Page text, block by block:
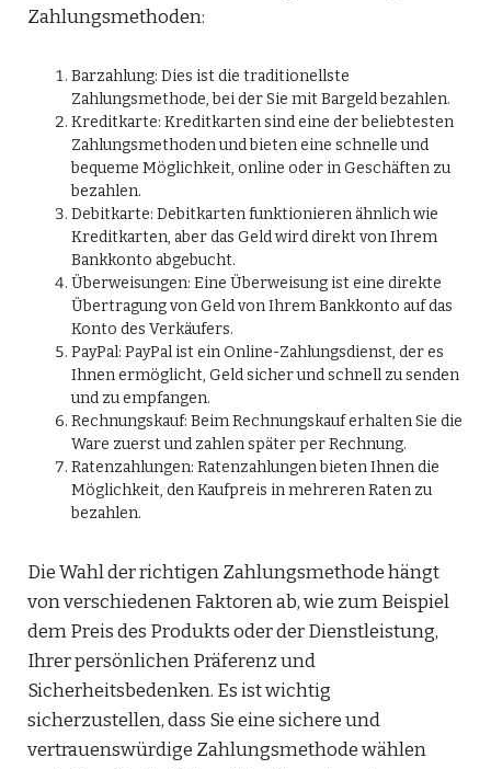
Zahlungsmethoden:
Barzahlung: Dies ist die traditionellste
Zahlungsmethode, bei der Sie mit Bargeld bezahlen.
Kreditkarte: Kreditkarten sind eine der beliebtesten
Zahlungsmethoden und bieten eine schnelle und
bequeme Möglichkeit, online oder in Geschäften zu
bezahlen.
Debitkarte: Debitkarten funktionieren ähnlich wie
Kreditkarten, aber das Geld wird direkt von Ihrem
Bankkonto abgebucht.
Überweisungen: Eine Überweisung ist eine direkte
Übertragung von Geld von Ihrem Bankkonto auf das
Konto des Verkäufers.
PayPal: PayPal ist ein Online-Zahlungsdienst, der es
Ihnen ermöglicht, Geld sicher und schnell zu senden
und zu empfangen.
Rechnungskauf: Beim Rechnungskauf erhalten Sie die
Ware zuerst und zahlen später per Rechnung.
Ratenzahlungen: Ratenzahlungen bieten Ihnen die
Möglichkeit, den Kaufpreis in mehreren Raten zu
bezahlen.
Die Wahl der richtigen Zahlungsmethode hängt
von verschiedenen Faktoren ab, wie zum Beispiel
dem Preis des Produkts oder der Dienstleistung,
Ihrer persönlichen Präferenz und
Sicherheitsbedenken. Es ist wichtig
sicherzustellen, dass Sie eine sichere und
vertrauenswürdige Zahlungsmethode wählen